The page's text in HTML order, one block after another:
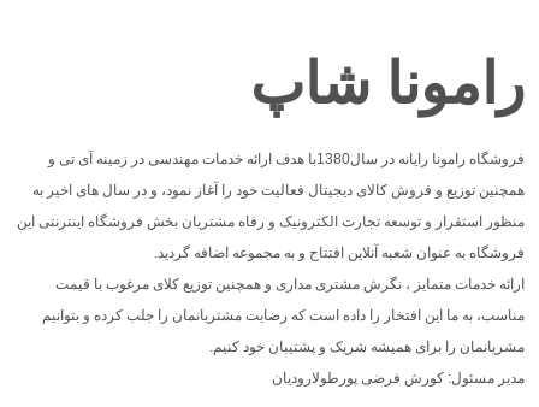
رامونا شاپ
فروشگاه رامونا رایانه در سال1380با هدف ارائه خدمات مهندسی در زمینه آی تی و
همچنین توزیع و فروش کالای دیجیتال فعالیت خود را آغاز نمود، و در سال های اخیر به
منظور استقرار و توسعه تجارت الکترونیک و رفاه مشتریان بخش فروشگاه اینترنتی این
فروشگاه به عنوان شعبه آنلاین افتتاح و به مجموعه اضافه گردید.
ارائه خدمات متمایز ، نگرش مشتری مداری و همچنین توزیع کلای مرغوب با قیمت
مناسب، به ما این افتخار را داده است که رضایت مشتریانمان را جلب کرده و بتوانیم
مشریانمان را برای همیشه شریک و پشتیبان خود کنیم.
مدیر مسئول: کورش فرضی پورطولارودیان